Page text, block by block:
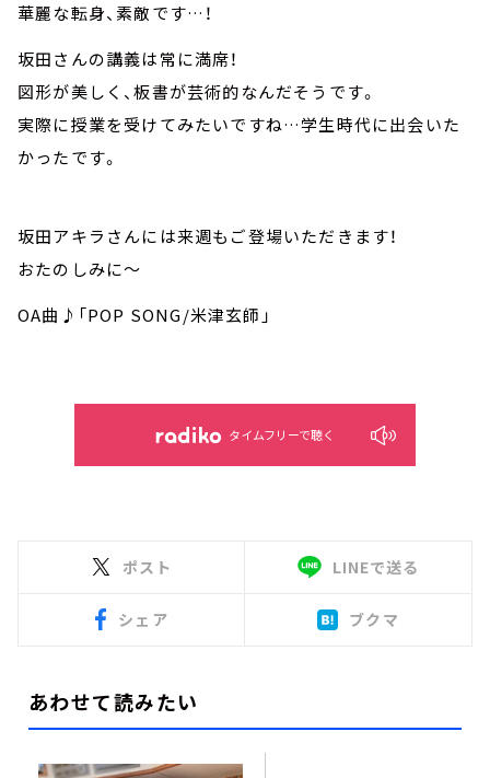
華麗な転身、素敵です…！
坂田さんの講義は常に満席！
図形が美しく、板書が芸術的なんだそうです。
実際に授業を受けてみたいですね…学生時代に出会いた
かったです。
坂田アキラさんには来週もご登場いただきます！
おたのしみに～
OA曲♪「POP SONG/米津玄師」
タイムフリーで聴く
ポスト LINEで送る
シェア ブクマ
あわせて読みたい